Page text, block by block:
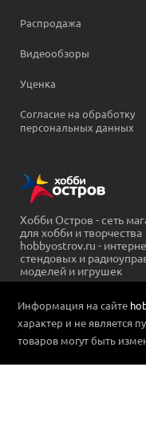
Распродажа
Видеообзоры
Уценка
Согласие на обработку
персональных данных
Хобби Остров - сеть
для хобби и творчества
hobbyostrov.ru -
стендовых и
моделей и игрушек
Информация на сайте
характер и не является
товаров могут быть